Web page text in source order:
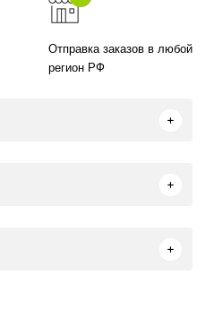
Отправка заказов в любой
регион РФ